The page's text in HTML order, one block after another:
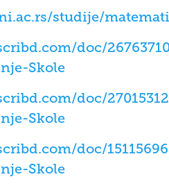
studije/
doc/
Skole
doc/
Skole
doc/
Skole